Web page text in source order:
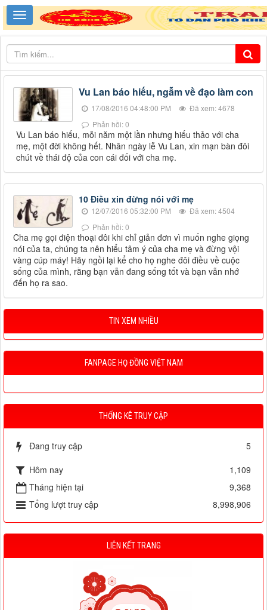
Vu Lan báo hiếu, ngẫm về đạo làm con
17/08/2016 04:48:00 PM
Đã xem: 4678
Phản hồi: 0
Vu Lan báo hiếu, mỗi năm một lần nhưng hiếu thảo với cha
mẹ, một đời không hết. Nhân ngày lễ Vu Lan, xin mạn bàn đôi
chút về thái độ của con cái đối với cha mẹ.
10 Điều xin đừng nói với mẹ
12/07/2016 05:32:00 PM
Đã xem: 4504
Phản hồi: 0
Cha mẹ gọi điện thoại đôi khi chỉ giản đơn vì muốn nghe giọng
nói của ta, chúng ta nên hiểu tâm ý của cha mẹ và đừng vội
vàng cúp máy! Hãy ngồi lại kể cho họ nghe đôi điều về cuộc
sống của mình, rằng bạn vẫn đang sống tốt và bạn vẫn nhớ
đến họ ra sao.
TIN XEM NHIỀU
FANPAGE HỌ ĐỒNG VIỆT NAM
THỐNG KÊ TRUY CẬP
Đang truy cập
5
Hôm nay
1,109
Tháng hiện tại
9,368
Tổng lượt truy cập
8,998,906
LIÊN KẾT TRANG